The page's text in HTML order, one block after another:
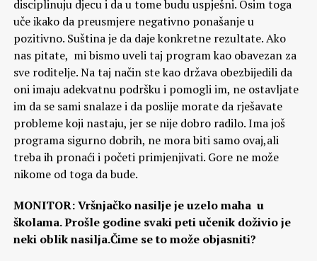
disciplinuju djecu i da u tome budu uspješni. Osim toga
uče ikako da preusmjere negativno ponašanje u
pozitivno. Suština je da daje konkretne rezultate. Ako
nas pitate, mi bismo uveli taj program kao obavezan za
sve roditelje. Na taj način ste kao država obezbijedili da
oni imaju adekvatnu podršku i pomogli im, ne ostavljate
im da se sami snalaze i da poslije morate da rješavate
probleme koji nastaju, jer se nije dobro radilo. Ima još
programa sigurno dobrih, ne mora biti samo ovaj,ali
treba ih pronaći i početi primjenjivati. Gore ne može
nikome od toga da bude.
MONITOR: Vršnjačko nasilje je uzelo maha u
školama. Prošle godine svaki peti učenik doživio je
neki oblik nasilja.Čime se to može objasniti?